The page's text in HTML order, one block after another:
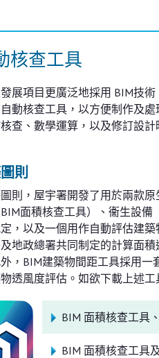
核查工具
展項目更廣泛地採用 BIM技
動核查工具，以方便制作及
查、數學運算，以及修訂設
則
則，屋宇署開發了用於兩款
面積核查工具）、衞生設
，以及一個用作自動評估建
地政總署共同制定的計算面
，BIM建築物間距工具採用
透風度評估。如欲下載上述
BIM 面積核查工具
BIM 面積核查工具